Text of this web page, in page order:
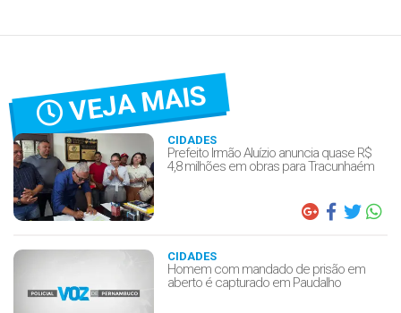
VEJA MAIS
CIDADES
Prefeito Irmão Aluízio anuncia quase R$
4,8 milhões em obras para Tracunhaém
CIDADES
Homem com mandado de prisão em
aberto é capturado em Paudalho